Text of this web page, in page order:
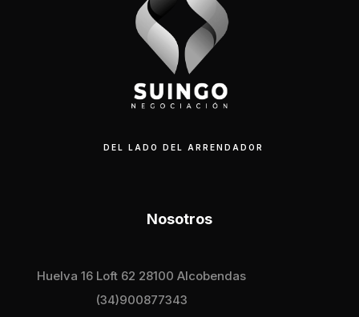
DEL LADO DEL ARRENDADOR
Nosotros
Huelva 16 Loft 62 28100 Alcobendas
(34)900877343